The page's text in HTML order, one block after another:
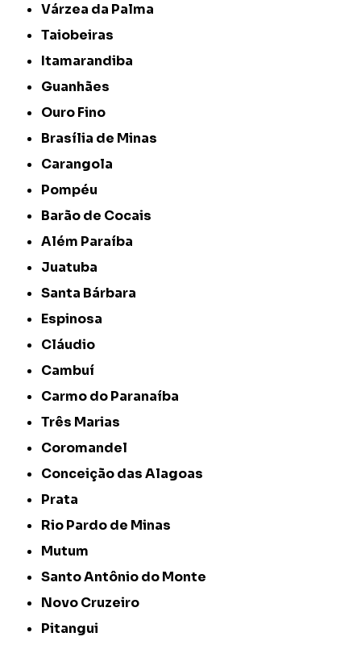
Várzea da Palma
Taiobeiras
Itamarandiba
Guanhães
Ouro Fino
Brasília de Minas
Carangola
Pompéu
Barão de Cocais
Além Paraíba
Juatuba
Santa Bárbara
Espinosa
Cláudio
Cambuí
Carmo do Paranaíba
Três Marias
Coromandel
Conceição das Alagoas
Prata
Rio Pardo de Minas
Mutum
Santo Antônio do Monte
Novo Cruzeiro
Pitangui